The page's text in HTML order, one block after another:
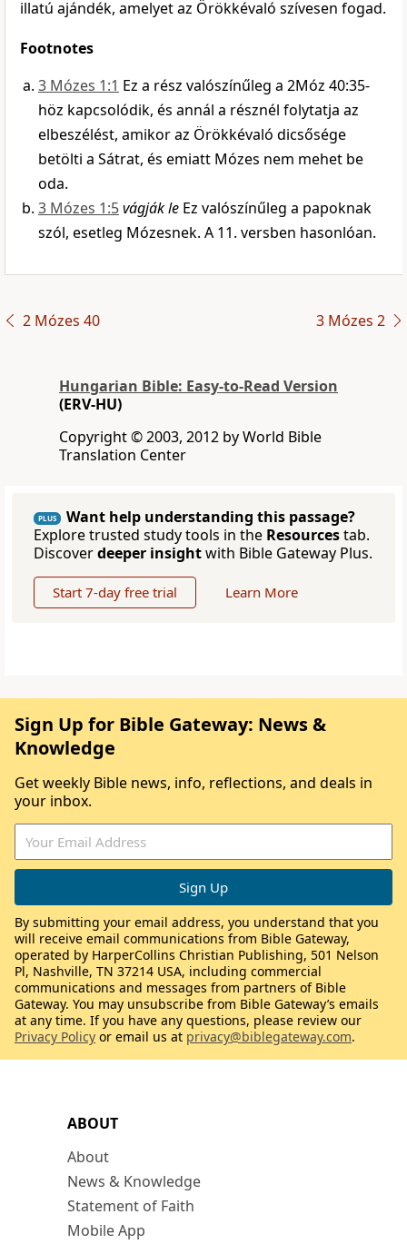
illatú ajándék, amelyet az Örökkévaló szívesen fogad.
Footnotes
3 Mózes 1:1 Ez a rész valószínűleg a 2Móz 40:35-
höz kapcsolódik, és annál a résznél folytatja az
elbeszélést, amikor az Örökkévaló dicsősége
betölti a Sátrat, és emiatt Mózes nem mehet be
oda.
3 Mózes 1:5vágják le Ez valószínűleg a papoknak
szól, esetleg Mózesnek. A 11. versben hasonlóan.
2 Mózes 40 3 Mózes 2
Hungarian Bible: Easy-to-Read Version
(ERV-HU)
Copyright © 2003, 2012 by World Bible
Translation Center
PLUS
Want help understanding this passage?
Explore trusted study tools in the Resourcestab.
Discoverdeeper insightwith Bible Gateway Plus.
Start 7-day free trial Learn More
ABOUT
About
News & Knowledge
Statement of Faith
Mobile App
Sign Up for Bible Gateway: News &
Knowledge
Get weekly Bible news, info, reflections, and deals in
your inbox.
By submitting your email address, you understand that you
will receive email communications from Bible Gateway,
operated by HarperCollins Christian Publishing, 501 Nelson
Pl, Nashville, TN 37214 USA, including commercial
communications and messages from partners of Bible
Gateway. You may unsubscribe from Bible Gateway’s emails
at any time. If you have any questions, please review our
Privacy Policy or email us at privacy@biblegateway.com.